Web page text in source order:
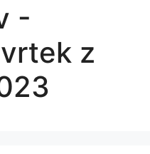
-
z